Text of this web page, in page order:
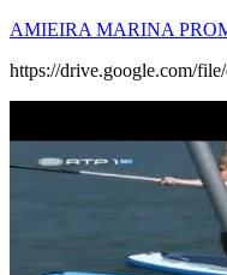
AMIEIRA MARINA
https://drive.google.com/